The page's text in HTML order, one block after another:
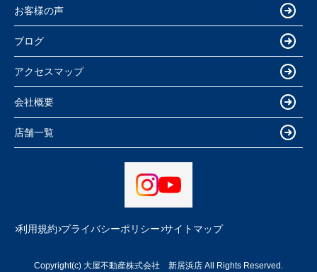
お客様の声
ブログ
アクセスマップ
会社概要
店舗一覧
利用規約 プライバシーポリシー サイトマップ
Copyright(c) 大屋不動産株式会社 新居浜店 All Rights Reserved.